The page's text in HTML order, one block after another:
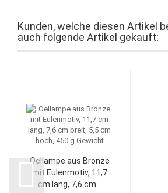
Kunden, welche diesen Artikel
auch folgende Artikel gekauft:
Oellampe aus Bronze
mit Eulenmotiv, 11,7
cm lang, 7,6 cm...